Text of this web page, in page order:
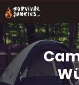
Zum
Inhalt
springen